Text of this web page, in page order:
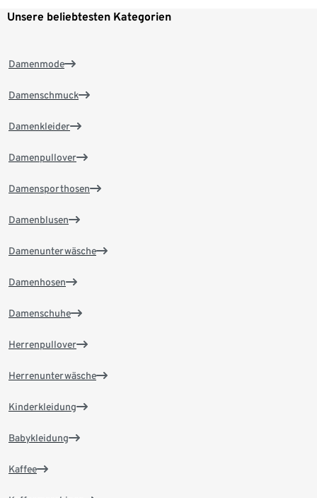
Unsere beliebtesten Kategorien
Damenmode
Damenschmuck
Damenkleider
Damenpullover
Damensporthosen
Damenblusen
Damenunterwäsche
Damenhosen
Damenschuhe
Herrenpullover
Herrenunterwäsche
Kinderkleidung
Babykleidung
Kaffee